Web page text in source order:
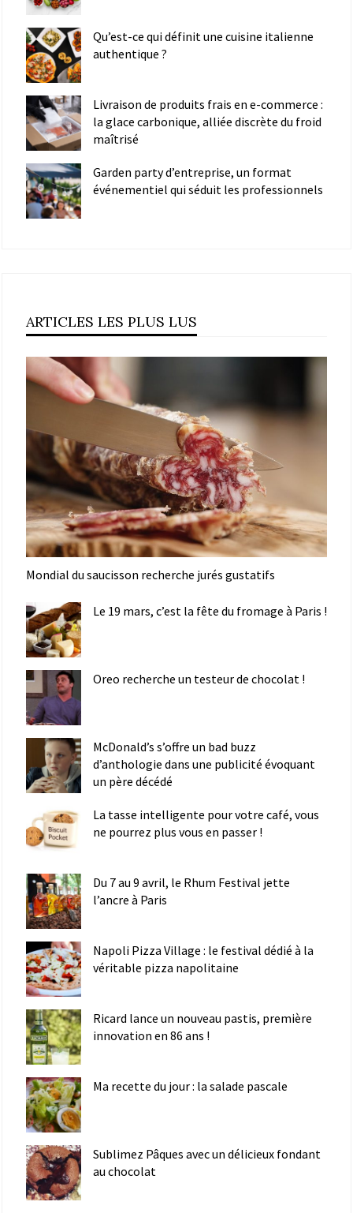
Qu’est-ce qui définit une cuisine italienne
authentique ?
Livraison de produits frais en e-commerce :
la glace carbonique, alliée discrète du froid
maîtrisé
Garden party d’entreprise, un format
événementiel qui séduit les professionnels
ARTICLES LES PLUS LUS
Mondial du saucisson recherche jurés gustatifs
Le 19 mars, c’est la fête du fromage à Paris !
Oreo recherche un testeur de chocolat !
McDonald’s s’offre un bad buzz
d’anthologie dans une publicité évoquant
un père décédé
La tasse intelligente pour votre café, vous
ne pourrez plus vous en passer !
Du 7 au 9 avril, le Rhum Festival jette
l’ancre à Paris
Napoli Pizza Village : le festival dédié à la
véritable pizza napolitaine
Ricard lance un nouveau pastis, première
innovation en 86 ans !
Ma recette du jour : la salade pascale
Sublimez Pâques avec un délicieux fondant
au chocolat